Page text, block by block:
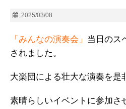
2025/03/08
「みんなの演奏会」 当日のス
されました。
大楽団による壮大な演奏を是
素晴らしいイベントに参加さ